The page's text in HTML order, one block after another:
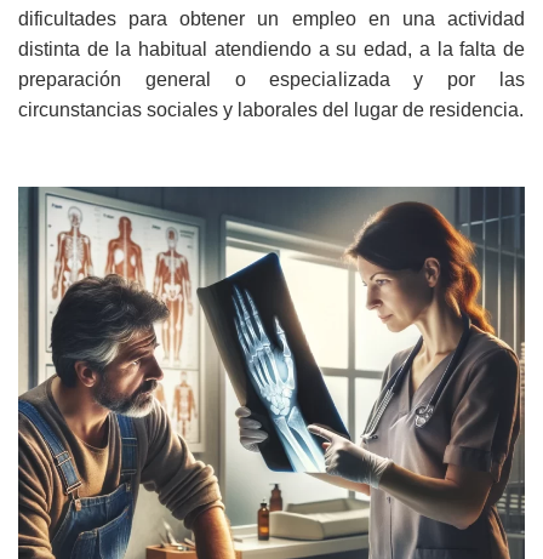
dificultades para obtener un empleo en una actividad
distinta de la habitual atendiendo a su edad, a la falta de
preparación general o especializada y por las
circunstancias sociales y laborales del lugar de residencia.